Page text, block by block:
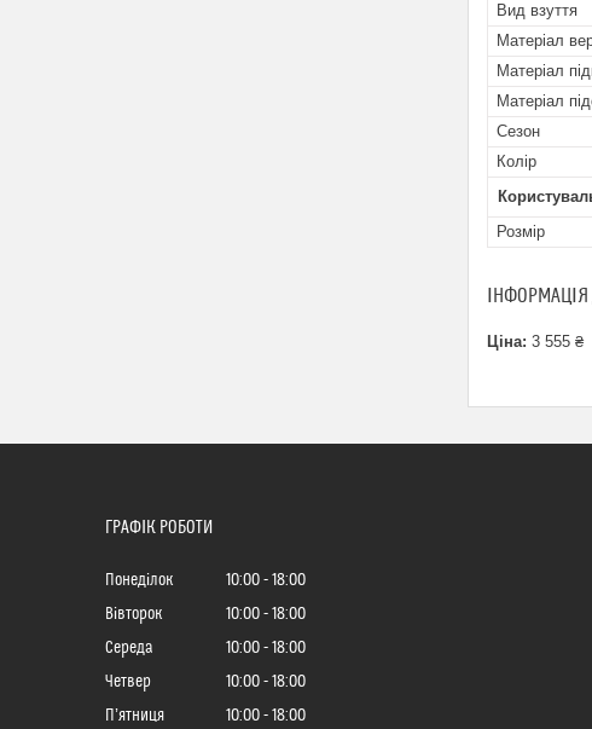
Вид взуття
Матеріал
Матеріал
Матеріал
Сезон
Колір
Розмір
Ціна: 3 555 ₴
ГРАФІК РОБОТИ
Понеділок 10:00
18:00
Вівторок
10:00
18:00
Середа
10:00
18:00
Четвер
10:00
18:00
Пʼятниця
10:00 18:00